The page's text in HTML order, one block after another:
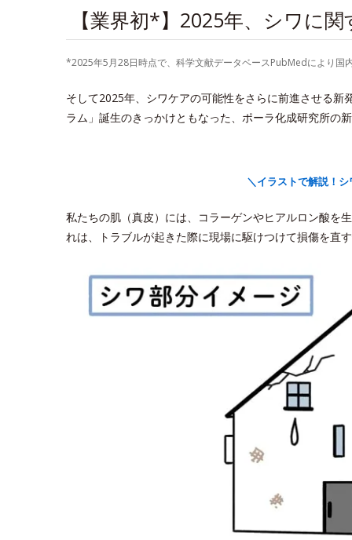
【業界初*】2025年、シワに
*2025年5月28日時点で、科学文献データベースPubMedにより国
そして2025年、シワケアの可能性をさらに前進させる
ラム」誕生のきっかけともなった、ポーラ化成研究所の
＼イラストで解説！
私たちの肌（真皮）には、コラーゲンやヒアルロン酸を
れは、トラブルが起きた際に現場に駆けつけて損傷を直す